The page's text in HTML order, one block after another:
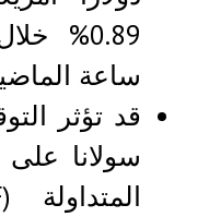
0.89%
ساعة
قد تؤثر
سولانا